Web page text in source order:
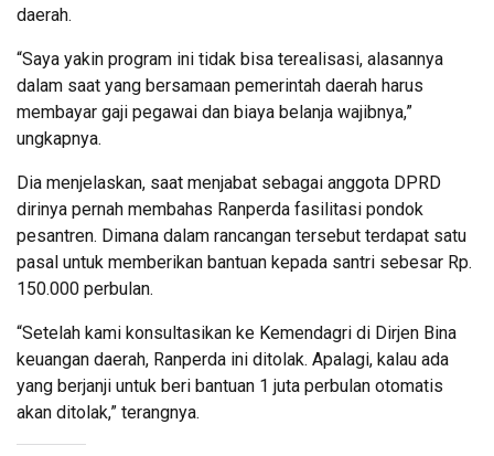
daerah.
“Saya yakin program ini tidak bisa terealisasi, alasannya
dalam saat yang bersamaan pemerintah daerah harus
membayar gaji pegawai dan biaya belanja wajibnya,”
ungkapnya.
Dia menjelaskan, saat menjabat sebagai anggota DPRD
dirinya pernah membahas Ranperda fasilitasi pondok
pesantren. Dimana dalam rancangan tersebut terdapat satu
pasal untuk memberikan bantuan kepada santri sebesar Rp.
150.000 perbulan.
“Setelah kami konsultasikan ke Kemendagri di Dirjen Bina
keuangan daerah, Ranperda ini ditolak. Apalagi, kalau ada
yang berjanji untuk beri bantuan 1 juta perbulan otomatis
akan ditolak,” terangnya.